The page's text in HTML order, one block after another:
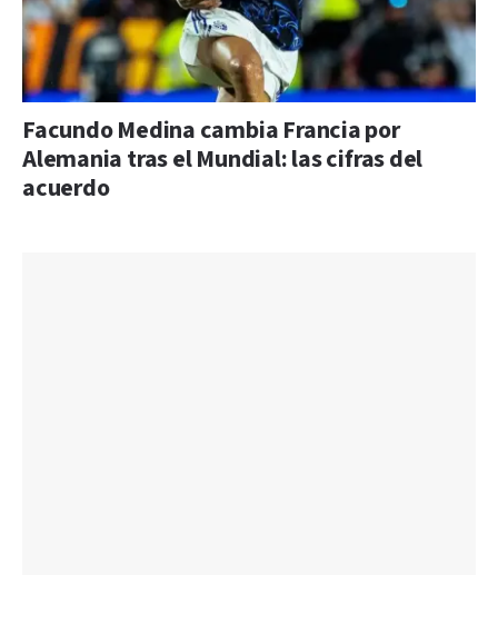
Facundo Medina cambia Francia por
Alemania tras el Mundial: las cifras del
acuerdo